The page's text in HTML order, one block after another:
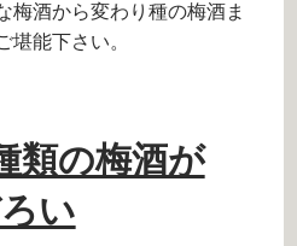
梅酒から変わり種の梅酒ま
堪能下さい。
類の梅酒が
い